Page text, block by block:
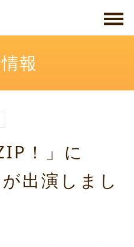
報
！」に
出演しまし